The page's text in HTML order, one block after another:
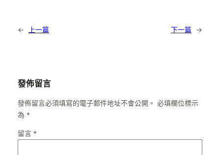
← 上一篇 下一篇 →
發佈留言
發佈留言必須填寫的電子郵件地址不會公開。 必填欄位標示
為 *
留言 *